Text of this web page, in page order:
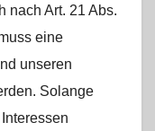
nach Art. 21 Abs.
eine
unseren
Solange